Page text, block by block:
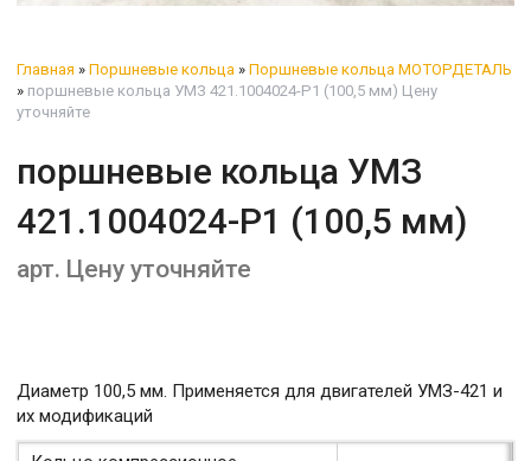
Главная » Поршневые кольца » Поршневые кольца МОТОРДЕТАЛЬ
» поршневые кольца УМЗ 421.1004024-Р1 (100,5 мм) Цену
уточняйте
поршневые кольца УМЗ
421.1004024-Р1 (100,5 мм)
арт. Цену уточняйте
Диаметр 100,5 мм. Применяется для двигателей УМЗ-421 и
их модификаций